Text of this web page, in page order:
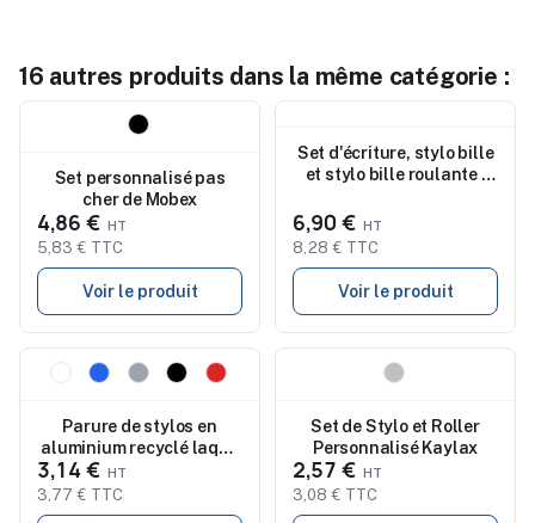
16 autres produits dans la même catégorie :
Set personnalisé pas
cher de Mobex
4,86 €
5,83 € TTC
Voir le produit
Set d'écriture, stylo bille
et stylo bille roulante |
6,90 €
8,28 € TTC
Voir le produit
Nouveau
Parure de stylos en
aluminium recyclé laqué
Ilaria
3,14 €
3,77 € TTC
Set de Stylo et Roller
Personnalisé Kaylax
2,57 €
3,08 € TTC